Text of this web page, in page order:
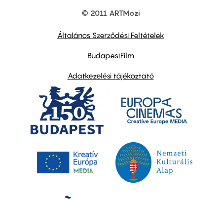
© 2011 ARTMozi
Általános Szerződési Feltételek
BudapestFilm
Adatkezelési tájékoztató